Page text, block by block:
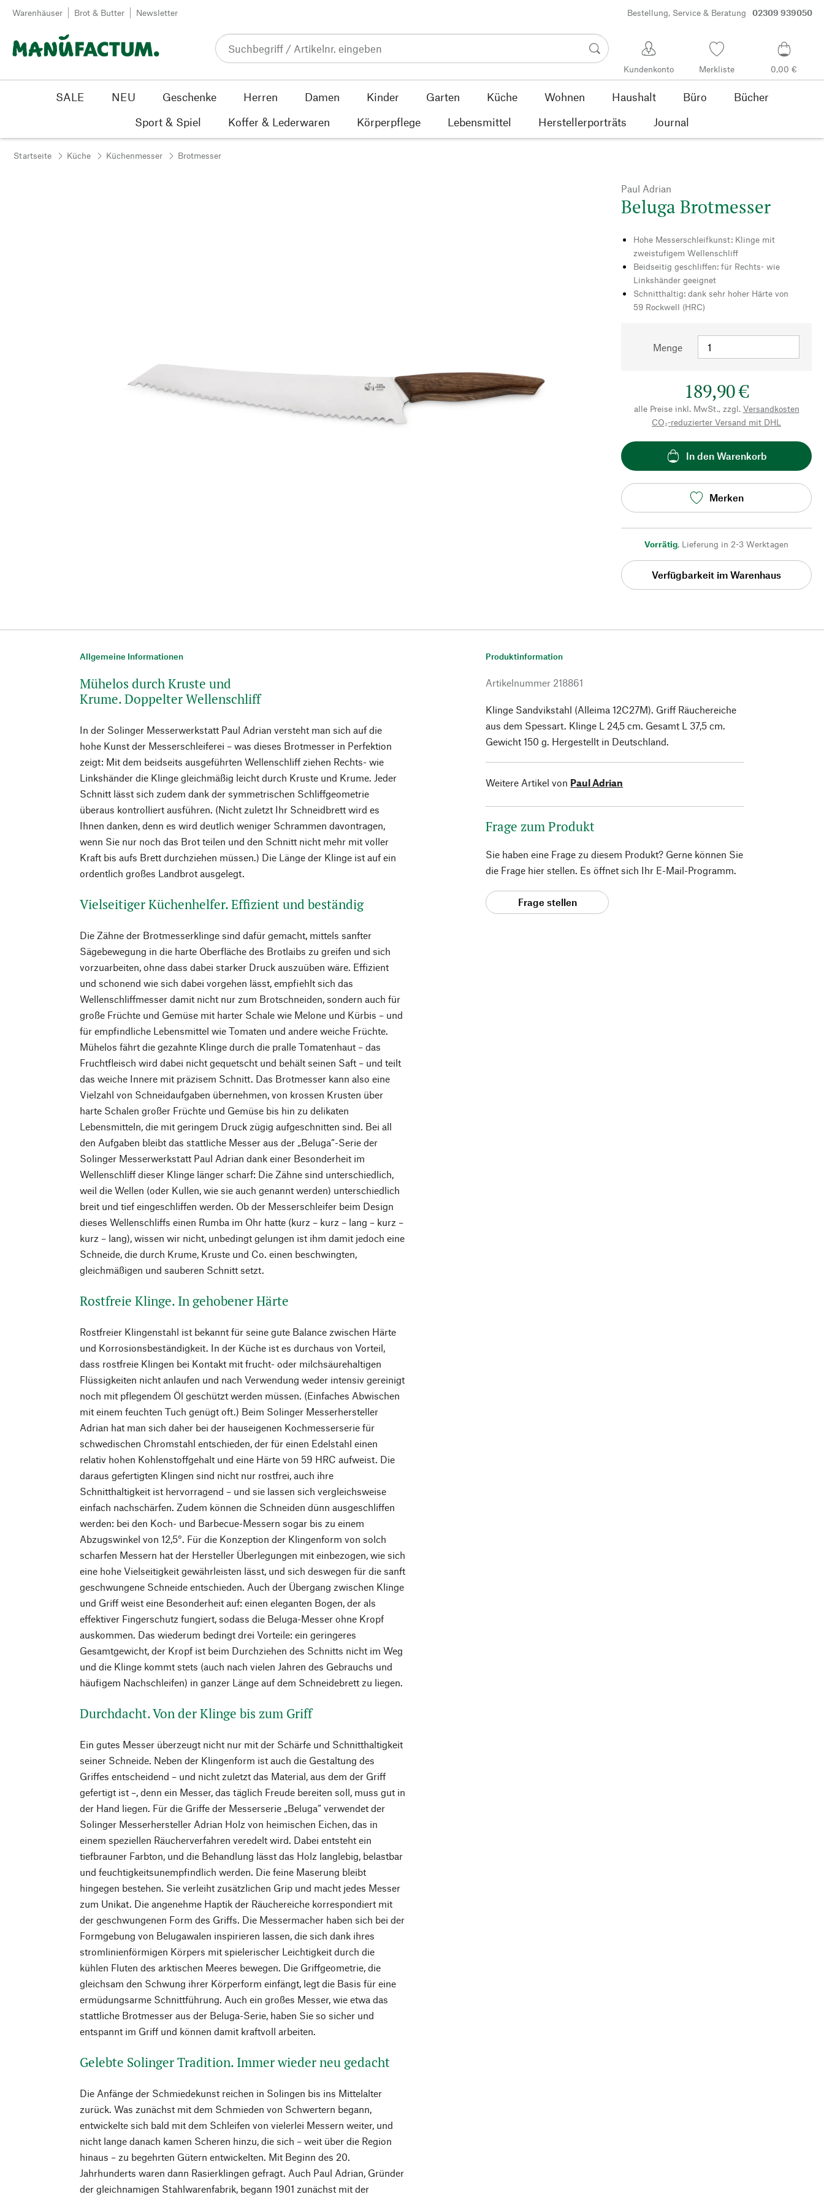
Zum Inhalt springen
Warenhäuser Brot & Butter Newsletter Bestellung, Service & Beratung 02309 939050
Kundenkonto Merkliste 0,00 €
SALE NEU Geschenke Herren Damen Kinder Garten Küche Wohnen Haushalt Büro
Bücher
Sport & Spiel
Koffer & Lederwaren Körperpflege Lebensmittel Herstellerporträts Journal
Startseite Küche Küchenmesser Brotmesser
Paul Adrian
Beluga Brotmesser
Hohe Messerschleifkunst: Klinge mit
zweistufigem Wellenschliff
Beidseitig geschliffen: für Rechts- wie
Linkshänder geeignet
Schnitthaltig: dank sehr hoher Härte von
59 Rockwell (HRC)
Menge
189,90 €
alle Preise inkl. MwSt., zzgl. Versandkosten
CO₂-reduzierter Versand mit DHL
In den Warenkorb
Merken
Vorrätig, Lieferung in 2-3 Werktagen
Verfügbarkeit im Warenhaus
Allgemeine Informationen
Mühelos durch Kruste und
Krume. Doppelter Wellenschliff
In der Solinger Messerwerkstatt Paul Adrian versteht man sich auf die
hohe Kunst der Messerschleiferei – was dieses Brotmesser in Perfektion
zeigt: Mit dem beidseits ausgeführten Wellenschliff ziehen Rechts- wie
Linkshänder die Klinge gleichmäßig leicht durch Kruste und Krume. Jeder
Schnitt lässt sich zudem dank der symmetrischen Schliffgeometrie
überaus kontrolliert ausführen. (Nicht zuletzt Ihr Schneidbrett wird es
Ihnen danken, denn es wird deutlich weniger Schrammen davontragen,
wenn Sie nur noch das Brot teilen und den Schnitt nicht mehr mit voller
Kraft bis aufs Brett durchziehen müssen.) Die Länge der Klinge ist auf ein
ordentlich großes Landbrot ausgelegt.
Vielseitiger Küchenhelfer. Effizient und beständig
Die Zähne der Brotmesserklinge sind dafür gemacht, mittels sanfter
Sägebewegung in die harte Oberfläche des Brotlaibs zu greifen und sich
vorzuarbeiten, ohne dass dabei starker Druck auszuüben wäre. Effizient
und schonend wie sich dabei vorgehen lässt, empfiehlt sich das
Wellenschliffmesser damit nicht nur zum Brotschneiden, sondern auch für
große Früchte und Gemüse mit harter Schale wie Melone und Kürbis – und
für empfindliche Lebensmittel wie Tomaten und andere weiche Früchte.
Mühelos fährt die gezahnte Klinge durch die pralle Tomatenhaut – das
Fruchtfleisch wird dabei nicht gequetscht und behält seinen Saft – und teilt
das weiche Innere mit präzisem Schnitt. Das Brotmesser kann also eine
Vielzahl von Schneidaufgaben übernehmen, von krossen Krusten über
harte Schalen großer Früchte und Gemüse bis hin zu delikaten
Lebensmitteln, die mit geringem Druck zügig aufgeschnitten sind. Bei all
den Aufgaben bleibt das stattliche Messer aus der „Beluga“-Serie der
Solinger Messerwerkstatt Paul Adrian dank einer Besonderheit im
Wellenschliff dieser Klinge länger scharf: Die Zähne sind unterschiedlich,
weil die Wellen (oder Kullen, wie sie auch genannt werden) unterschiedlich
breit und tief eingeschliffen werden. Ob der Messerschleifer beim Design
dieses Wellenschliffs einen Rumba im Ohr hatte (kurz – kurz – lang – kurz –
kurz – lang), wissen wir nicht, unbedingt gelungen ist ihm damit jedoch eine
Schneide, die durch Krume, Kruste und Co. einen beschwingten,
gleichmäßigen und sauberen Schnitt setzt.
Rostfreie Klinge. In gehobener Härte
Rostfreier Klingenstahl ist bekannt für seine gute Balance zwischen Härte
und Korrosionsbeständigkeit. In der Küche ist es durchaus von Vorteil,
dass rostfreie Klingen bei Kontakt mit frucht- oder milchsäurehaltigen
Flüssigkeiten nicht anlaufen und nach Verwendung weder intensiv gereinigt
noch mit pflegendem Öl geschützt werden müssen. (Einfaches Abwischen
mit einem feuchten Tuch genügt oft.) Beim Solinger Messerhersteller
Adrian hat man sich daher bei der hauseigenen Kochmesserserie für
schwedischen Chromstahl entschieden, der für einen Edelstahl einen
relativ hohen Kohlenstoffgehalt und eine Härte von 59 HRC aufweist. Die
daraus gefertigten Klingen sind nicht nur rostfrei, auch ihre
Schnitthaltigkeit ist hervorragend – und sie lassen sich vergleichsweise
einfach nachschärfen. Zudem können die Schneiden dünn ausgeschliffen
werden: bei den Koch- und Barbecue-Messern sogar bis zu einem
Abzugswinkel von 12,5°. Für die Konzeption der Klingenform von solch
scharfen Messern hat der Hersteller Überlegungen mit einbezogen, wie sich
eine hohe Vielseitigkeit gewährleisten lässt, und sich deswegen für die sanft
geschwungene Schneide entschieden. Auch der Übergang zwischen Klinge
und Griff weist eine Besonderheit auf: einen eleganten Bogen, der als
effektiver Fingerschutz fungiert, sodass die Beluga-Messer ohne Kropf
auskommen. Das wiederum bedingt drei Vorteile: ein geringeres
Gesamtgewicht, der Kropf ist beim Durchziehen des Schnitts nicht im Weg
und die Klinge kommt stets (auch nach vielen Jahren des Gebrauchs und
häufigem Nachschleifen) in ganzer Länge auf dem Schneidebrett zu liegen.
Durchdacht. Von der Klinge bis zum Griff
Ein gutes Messer überzeugt nicht nur mit der Schärfe und Schnitthaltigkeit
seiner Schneide. Neben der Klingenform ist auch die Gestaltung des
Griffes entscheidend – und nicht zuletzt das Material, aus dem der Griff
gefertigt ist –, denn ein Messer, das täglich Freude bereiten soll, muss gut in
der Hand liegen. Für die Griffe der Messerserie „Beluga“ verwendet der
Solinger Messerhersteller Adrian Holz von heimischen Eichen, das in
einem speziellen Räucherverfahren veredelt wird. Dabei entsteht ein
tiefbrauner Farbton, und die Behandlung lässt das Holz langlebig, belastbar
und feuchtigkeitsunempfindlich werden. Die feine Maserung bleibt
hingegen bestehen. Sie verleiht zusätzlichen Grip und macht jedes Messer
zum Unikat. Die angenehme Haptik der Räuchereiche korrespondiert mit
der geschwungenen Form des Griffs. Die Messermacher haben sich bei der
Formgebung von Belugawalen inspirieren lassen, die sich dank ihres
stromlinienförmigen Körpers mit spielerischer Leichtigkeit durch die
kühlen Fluten des arktischen Meeres bewegen. Die Griffgeometrie, die
gleichsam den Schwung ihrer Körperform einfängt, legt die Basis für eine
ermüdungsarme Schnittführung. Auch ein großes Messer, wie etwa das
stattliche Brotmesser aus der Beluga-Serie, haben Sie so sicher und
entspannt im Griff und können damit kraftvoll arbeiten.
Gelebte Solinger Tradition. Immer wieder neu gedacht
Die Anfänge der Schmiedekunst reichen in Solingen bis ins Mittelalter
zurück. Was zunächst mit dem Schmieden von Schwertern begann,
entwickelte sich bald mit dem Schleifen von vielerlei Messern weiter, und
nicht lange danach kamen Scheren hinzu, die sich – weit über die Region
hinaus – zu begehrten Gütern entwickelten. Mit Beginn des 20.
Jahrhunderts waren dann Rasierklingen gefragt. Auch Paul Adrian, Gründer
der gleichnamigen Stahlwarenfabrik, begann 1901 zunächst mit der
Produktinformation
Artikelnummer 218861
Klinge Sandvikstahl (Alleima 12C27M). Griff Räuchereiche
aus dem Spessart. Klinge L 24,5 cm. Gesamt L 37,5 cm.
Gewicht 150 g. Hergestellt in Deutschland.
Weitere Artikel von Paul Adrian
Frage zum Produkt
Sie haben eine Frage zu diesem Produkt? Gerne können Sie
die Frage hier stellen. Es öffnet sich Ihr E-Mail-Programm.
Frage stellen